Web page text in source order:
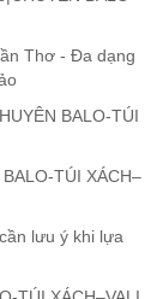
Thơ - Đa dạng
BALO-TÚI
TÚI XÁCH–
lưu ý khi lựa